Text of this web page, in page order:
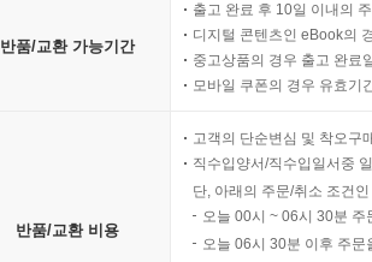
반품/교환 가능기간
출고 완료 후 10일 이내의
디지털 콘텐츠인 eBook의
중고상품의 경우 출고 완료
모바일 쿠폰의 경우 유효기
반품/교환 비용
고객의 단순변심 및 착오구
직수입양서/직수입일서중
단, 아래의 주문/취소 조건
오늘 00시 ~ 06시 30분
오늘 06시 30분 이후 주